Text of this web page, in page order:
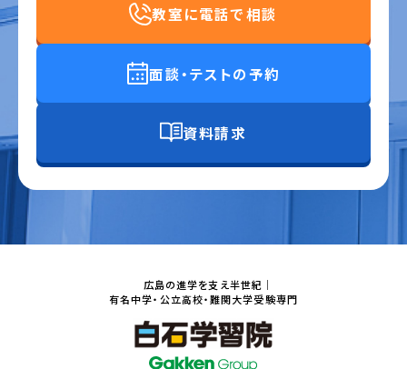
教室に電話で相談
面談・テストの予約
資料請求
広島の進学を支え半世紀｜
有名中学・公立高校・難関大学受験専門